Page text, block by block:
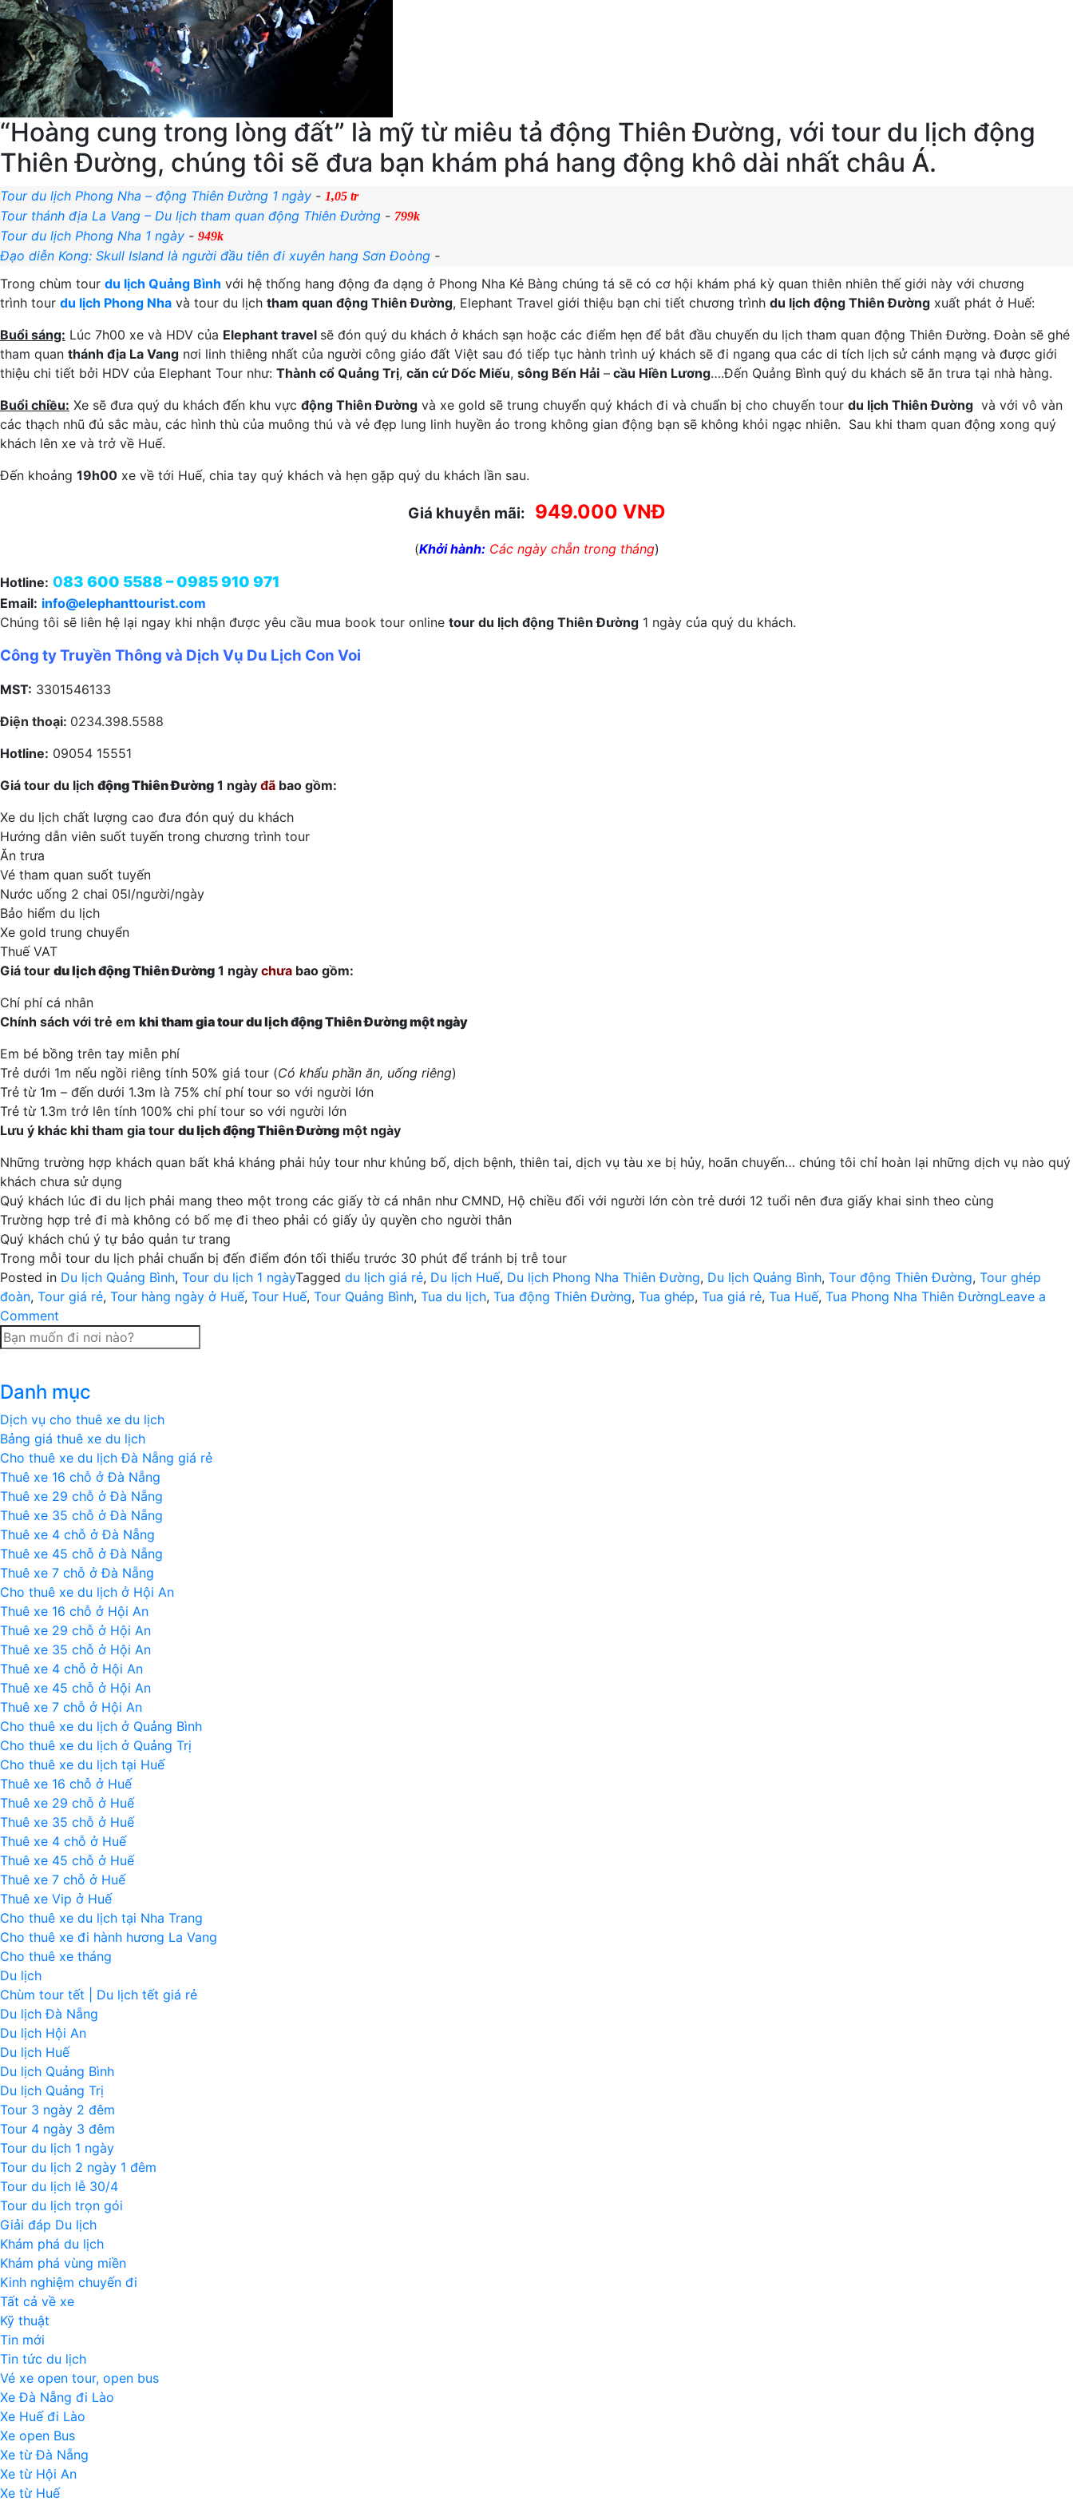
“Hoàng cung trong lòng đất” là mỹ từ miêu tả động Thiên Đường, với tour du lịch động
Thiên Đường, chúng tôi sẽ đưa bạn khám phá hang động khô dài nhất châu Á.
Tour du lịch Phong Nha – động Thiên Đường 1 ngày - 1,05 tr
Tour thánh địa La Vang – Du lịch tham quan động Thiên Đường - 799k
Tour du lịch Phong Nha 1 ngày - 949k
Đạo diễn Kong: Skull Island là người đầu tiên đi xuyên hang Sơn Đoòng -
Trong chùm tour du lịch Quảng Bình với hệ thống hang động đa dạng ở Phong Nha Kẻ Bàng chúng tá sẽ có cơ hội khám phá kỳ quan thiên nhiên thế giới này với chương
trình tour du lịch Phong Nha và tour du lịch tham quan động Thiên Đường, Elephant Travel giới thiệu bạn chi tiết chương trình du lịch động Thiên Đường xuất phát ở Huế:
Buổi sáng: Lúc 7h00 xe và HDV của Elephant travel sẽ đón quý du khách ở khách sạn hoặc các điểm hẹn để bắt đầu chuyến du lịch tham quan động Thiên Đường. Đoàn sẽ ghé
tham quan thánh địa La Vang nơi linh thiêng nhất của người công giáo đất Việt sau đó tiếp tục hành trình uý khách sẽ đi ngang qua các di tích lịch sử cánh mạng và được giới
thiệu chi tiết bởi HDV của Elephant Tour như: Thành cổ Quảng Trị, căn cứ Dốc Miếu, sông Bến Hải – cầu Hiền Lương….Đến Quảng Bình quý du khách sẽ ăn trưa tại nhà hàng.
Buổi chiều: Xe sẽ đưa quý du khách đến khu vực động Thiên Đường và xe gold sẽ trung chuyển quý khách đi và chuẩn bị cho chuyến tour du lịch Thiên Đường và với vô vàn
các thạch nhũ đủ sắc màu, các hình thù của muông thú và vẻ đẹp lung linh huyền ảo trong không gian động bạn sẽ không khỏi ngạc nhiên. Sau khi tham quan động xong quý
khách lên xe và trở về Huế.
Đến khoảng 19h00 xe về tới Huế, chia tay quý khách và hẹn gặp quý du khách lần sau.
Giá khuyễn mãi: 949.000 VNĐ
(Khởi hành: Các ngày chẵn trong tháng)
Hotline: 083 600 5588 – 0985 910 971
Email: info@elephanttourist.com
Chúng tôi sẽ liên hệ lại ngay khi nhận được yêu cầu mua book tour online tour du lịch động Thiên Đường 1 ngày của quý du khách.
Công ty Truyền Thông và Dịch Vụ Du Lịch Con Voi
MST: 3301546133
Điện thoại: 0234.398.5588
Hotline: 09054 15551
Giá tour du lịch động Thiên Đường 1 ngày đã bao gồm:
Xe du lịch chất lượng cao đưa đón quý du khách
Hướng dẫn viên suốt tuyến trong chương trình tour
Ăn trưa
Vé tham quan suốt tuyến
Nước uống 2 chai 05l/người/ngày
Bảo hiểm du lịch
Xe gold trung chuyển
Thuế VAT
Giá tour du lịchđộng Thiên Đường 1 ngày chưa bao gồm:
Chí phí cá nhân
Chính sách với trẻ em khi tham gia tourdu lịchđộng Thiên Đườngmột ngày
Em bé bồng trên tay miễn phí
Trẻ dưới 1m nếu ngồi riêng tính 50% giá tour (Có khẩu phần ăn, uống riêng)
Trẻ từ 1m – đến dưới 1.3m là 75% chí phí tour so với người lớn
Trẻ từ 1.3m trở lên tính 100% chi phí tour so với người lớn
Lưu ý khác khi tham gia tour du lịchđộng Thiên Đường một ngày
Những trường hợp khách quan bất khả kháng phải hủy tour như khủng bố, dịch bệnh, thiên tai, dịch vụ tàu xe bị hủy, hoãn chuyến… chúng tôi chỉ hoàn lại những dịch vụ nào quý
khách chưa sử dụng
Quý khách lúc đi du lịch phải mang theo một trong các giấy tờ cá nhân như CMND, Hộ chiều đối với người lớn còn trẻ dưới 12 tuổi nên đưa giấy khai sinh theo cùng
Trường hợp trẻ đi mà không có bố mẹ đi theo phải có giấy ủy quyền cho người thân
Quý khách chú ý tự bảo quản tư trang
Trong mỗi tour du lịch phải chuẩn bị đến điểm đón tối thiểu trước 30 phút để tránh bị trễ tour
Posted in Du lịch Quảng Bình, Tour du lịch 1 ngàyTagged du lịch giá rẻ, Du lịch Huế, Du lịch Phong Nha Thiên Đường, Du lịch Quảng Bình, Tour động Thiên Đường, Tour ghép
đoàn, Tour giá rẻ, Tour hàng ngày ở Huế, Tour Huế, Tour Quảng Bình, Tua du lịch, Tua động Thiên Đường, Tua ghép, Tua giá rẻ, Tua Huế, Tua Phong Nha Thiên ĐườngLeave a
Comment
Tour
thánh
La
–
Du
lịch
tham
quan
động
Thiên
Đường
Danh mục
Dịch vụ cho thuê xe du lịch
Bảng giá thuê xe du lịch
Cho thuê xe du lịch Đà Nẵng giá rẻ
Thuê xe 16 chỗ ở Đà Nẵng
Thuê xe 29 chỗ ở Đà Nẵng
Thuê xe 35 chỗ ở Đà Nẵng
Thuê xe 4 chỗ ở Đà Nẵng
Thuê xe 45 chỗ ở Đà Nẵng
Thuê xe 7 chỗ ở Đà Nẵng
Cho thuê xe du lịch ở Hội An
Thuê xe 16 chỗ ở Hội An
Thuê xe 29 chỗ ở Hội An
Thuê xe 35 chỗ ở Hội An
Thuê xe 4 chỗ ở Hội An
Thuê xe 45 chỗ ở Hội An
Thuê xe 7 chỗ ở Hội An
Cho thuê xe du lịch ở Quảng Bình
Cho thuê xe du lịch ở Quảng Trị
Cho thuê xe du lịch tại Huế
Thuê xe 16 chỗ ở Huế
Thuê xe 29 chỗ ở Huế
Thuê xe 35 chỗ ở Huế
Thuê xe 4 chỗ ở Huế
Thuê xe 45 chỗ ở Huế
Thuê xe 7 chỗ ở Huế
Thuê xe Vip ở Huế
Cho thuê xe du lịch tại Nha Trang
Cho thuê xe đi hành hương La Vang
Cho thuê xe tháng
Du lịch
Chùm tour tết | Du lịch tết giá rẻ
Du lịch Đà Nẵng
Du lịch Hội An
Du lịch Huế
Du lịch Quảng Bình
Du lịch Quảng Trị
Tour 3 ngày 2 đêm
Tour 4 ngày 3 đêm
Tour du lịch 1 ngày
Tour du lịch 2 ngày 1 đêm
Tour du lịch lễ 30/4
Tour du lịch trọn gói
Giải đáp Du lịch
Khám phá du lịch
Khám phá vùng miền
Kinh nghiệm chuyến đi
Tất cả về xe
Kỹ thuật
Tin mới
Tin tức du lịch
Vé xe open tour, open bus
Xe Đà Nẵng đi Lào
Xe Huế đi Lào
Xe open Bus
Xe từ Đà Nẵng
Xe từ Hội An
Xe từ Huế